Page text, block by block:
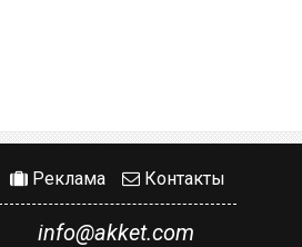
Реклама Контакты
info@akket.com